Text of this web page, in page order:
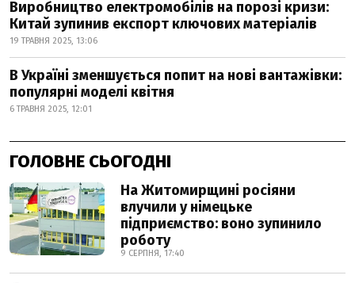
Виробництво електромобілів на порозі кризи:
Китай зупинив експорт ключових матеріалів
19 ТРАВНЯ 2025, 13:06
В Україні зменшується попит на нові вантажівки:
популярні моделі квітня
6 ТРАВНЯ 2025, 12:01
ГОЛОВНЕ СЬОГОДНІ
На Житомирщині росіяни
влучили у німецьке
підприємство: воно зупинило
роботу
9 СЕРПНЯ, 17:40